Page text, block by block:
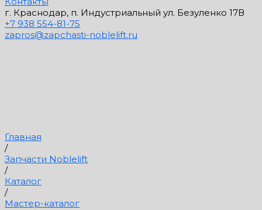
г. Краснодар, п. Индустриальный ул. Безуленко 17В
+7 938 554-81-75
zapros@zapchasti-noblelift.ru
Главная
/
Запчасти Noblelift
/
Каталог
/
Мастер-каталог